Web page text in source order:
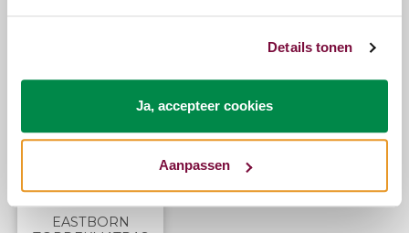
Details tonen
Ja, accepteer cookies
Aanpassen
EASTBORN